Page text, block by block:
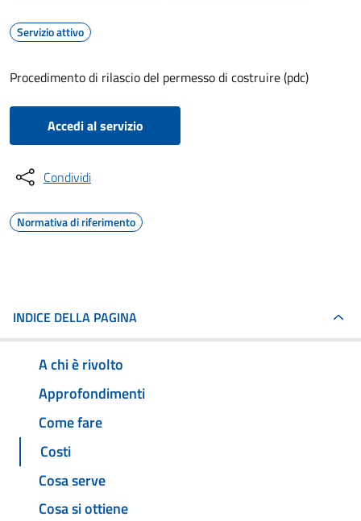
Servizio attivo
Procedimento di rilascio del permesso di costruire (pdc)
Accedi al servizio
Condividi
Normativa di riferimento
INDICE DELLA PAGINA
A chi è rivolto
Approfondimenti
Come fare
Costi
Cosa serve
Cosa si ottiene